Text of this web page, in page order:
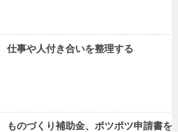
仕事や人付き合いを整理する
ものづくり補助金、ポツポツ申請書を